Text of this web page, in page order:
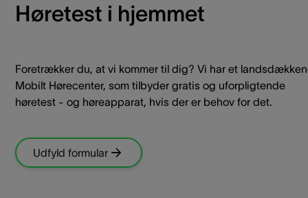
Høretest i hjemmet
Foretrækker du, at vi kommer til dig? Vi har et
Mobilt Hørecenter, som tilbyder gratis og uforpligtende
høretest - og høreapparat, hvis der er behov for det.
Udfyld formular